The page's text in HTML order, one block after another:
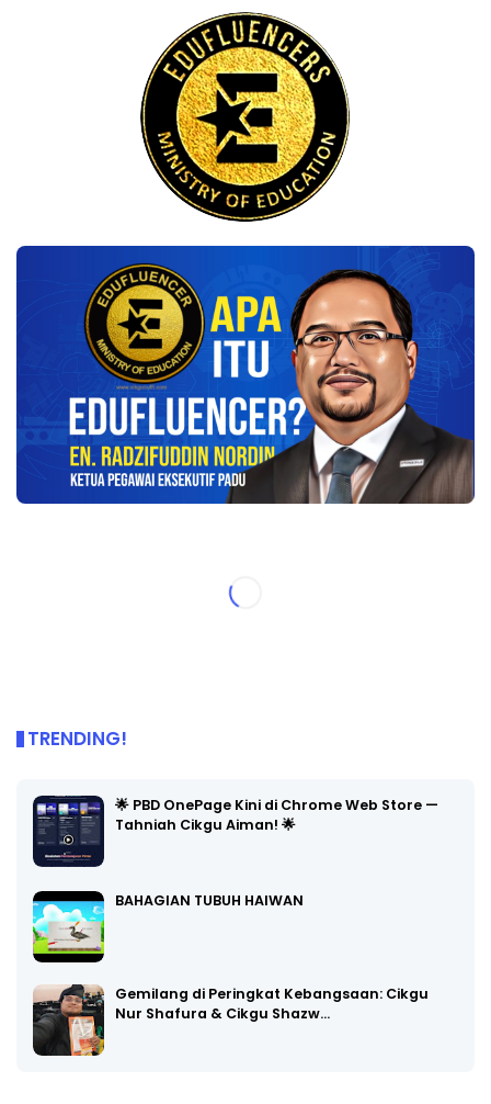
TRENDING!
🌟 PBD OnePage Kini di Chrome Web Store —
Tahniah Cikgu Aiman! 🌟
BAHAGIAN TUBUH HAIWAN
Gemilang di Peringkat Kebangsaan: Cikgu
Nur Shafura & Cikgu Shazw…